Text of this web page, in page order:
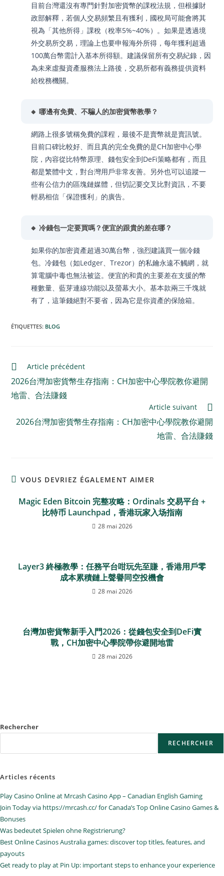
目前台灣還沒有專門針對加密貨幣的課稅法規，但根據財
政部解釋，若個人交易頻繁且有獲利，國稅局可能會將其
視為「其他所得」課稅（稅率5%~40%）。如果是透過境
外交易所交易，理論上也要申報海外所得，每年獲利超過
100萬台幣需計入基本所得額。建議保留所有交易紀錄，因
為未來虛擬資產服務法上路後，交易所都有義務提供資料
給稅務機關。
🔸 哪邊有免費、不騙人的加密貨幣教學？
網路上很多號稱免費的課程，最後不是賣幣就是賣訊號。
目前口碑比較好、而且真的完全免費的是CH加密中心學
院，內容從比特幣原理、錢包安全到DeFi策略都有，而且
都是繁體中文，對台灣用戶非常友善。另外也可以追蹤一
些有公信力的區塊鏈媒體，但切記要交叉比對資訊，不要
輕易相信「保證獲利」的廣告。
🔸 冷錢包一定要買嗎？便宜的跟貴的差在哪？
如果你的加密資產超過30萬台幣，強烈建議買一個冷錢
包。冷錢包（如Ledger、Trezor）的私鑰永遠不觸網，就
算電腦中毒也無法被盜。便宜的和貴的主要差在支援的幣
種數量、藍芽連線功能以及螢幕大小。基本款兩三千塊就
有了，這筆錢絕對不要省，因為它是你資產的保險箱。
ÉTIQUETTES: BLOG
Article précédent
2026台灣加密貨幣生存指南：CH加密中心學院教你避開
地雷、合法賺錢
Article suivant
2026台灣加密貨幣生存指南：CH加密中心學院教你避開
地雷、合法賺錢
VOUS DEVRIEZ ÉGALEMENT AIMER
Magic Eden Bitcoin 完整攻略：Ordinals 交易平台 +
比特币 Launchpad，香港玩家入场指南
28 mai 2026
Layer3 終極教學：任務平台咁玩先至賺，香港用戶零
成本累積鏈上聲譽同空投機會
28 mai 2026
台灣加密貨幣新手入門2026：從錢包安全到DeFi實
戰，CH加密中心學院帶你避開地雷
28 mai 2026
Rechercher
RECHERCHER
Articles récents
Play Casino Online at Mrcash Casino App – Canadian English Gaming
Join Today via https://mrcash.cc/ for Canada’s Top Online Casino Games &
Bonuses
Was bedeutet Spielen ohne Registrierung?
Best Online Casinos Australia games: discover top titles, features, and
payouts
Get ready to play at Pin Up: important steps to enhance your experience